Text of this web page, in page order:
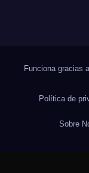
Funciona gracias
Política de
Sobre